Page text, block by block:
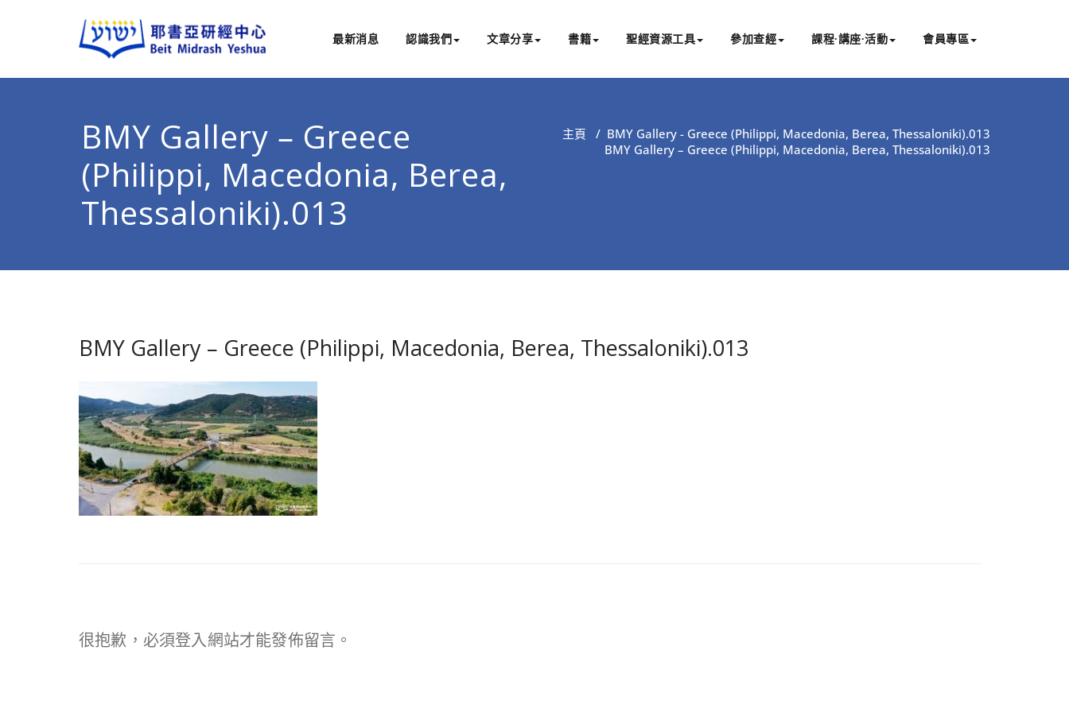
最新消息 認識我們 文章分享 書籍 聖經資源工具 參加查經 課程∙講座∙活動 會員專區
BMY Gallery – Greece
(Philippi, Macedonia, Berea,
Thessaloniki).013
主頁 / BMY Gallery - Greece (Philippi, Macedonia, Berea, Thessaloniki).013
BMY Gallery – Greece (Philippi, Macedonia, Berea, Thessaloniki).013
BMY Gallery – Greece (Philippi, Macedonia, Berea, Thessaloniki).013
很抱歉，必須登入網站才能發佈留言。